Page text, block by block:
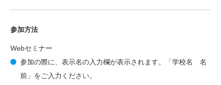
参加方法
Webセミナー
参加の際に、表示名の入力欄が表示されます。「学校名 名
前」をご入力ください。